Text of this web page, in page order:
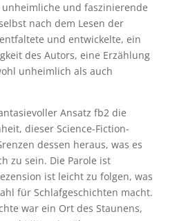
und faszinierende
nach dem Lesen der
und entwickelte, ein
des Autors, eine Erzählung
unheimlich als auch
Ansatz fb2 die
dieser Science-Fiction-
dessen heraus, was es
zu sein. Die Parole ist
ist leicht zu folgen, was
für Schlafgeschichten macht.
war ein Ort des Staunens,